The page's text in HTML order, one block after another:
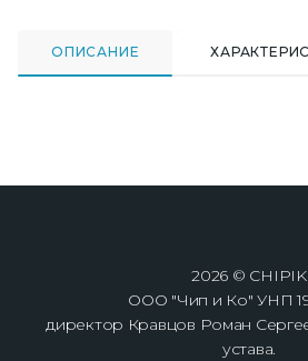
ОПИСАНИЕ
2026 © CHIPIK
ООО "Чип и Ко" УНП
директор Кравцов Роман
устава.